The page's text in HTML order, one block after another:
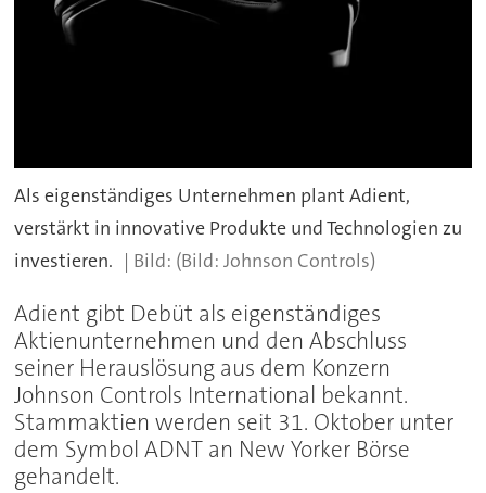
Als eigenständiges Unternehmen plant Adient,
verstärkt in innovative Produkte und Technologien zu
investieren.
(Bild: Johnson Controls)
Adient gibt Debüt als eigenständiges
Aktienunternehmen und den Abschluss
seiner Herauslösung aus dem Konzern
Johnson Controls International bekannt.
Stammaktien werden seit 31. Oktober unter
dem Symbol ADNT an New Yorker Börse
gehandelt.